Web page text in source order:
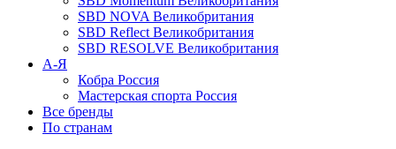
SBD NOVA Великобритания
SBD Reflect Великобритания
SBD RESOLVE Великобритания
А-Я
Кобра Россия
Мастерская спорта Россия
Все бренды
По странам